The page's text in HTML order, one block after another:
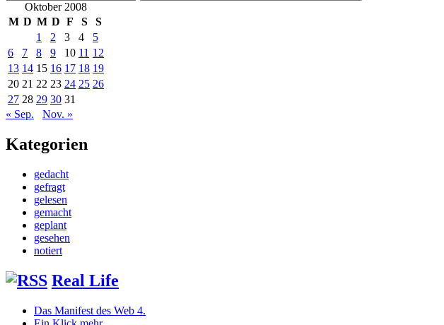
Oktober 2008
M D M D F S
S
1
2 3 4
5
6
7 8 9 10 11 12
13 14 15 16 17 18 19
20 21 22 23 24 25 26
27 28 29 30 31
« Sep.
Nov. »
Kategorien
gedacht
gefragt
gelesen
gemacht
geplant
gesehen
notiert
Real Life
Das Manifest des Web 4.